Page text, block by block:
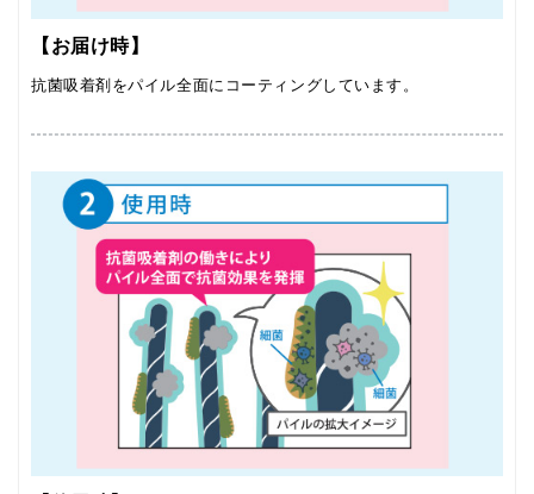
【お届け時】
抗菌吸着剤をパイル全面にコーティングしています。